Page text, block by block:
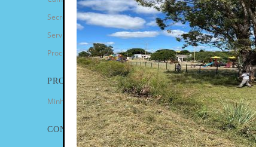
Secretarias
Serviços
Procuradoria Geral
PROGRAMAS
Minha Casa Minha Vida
CONTATO